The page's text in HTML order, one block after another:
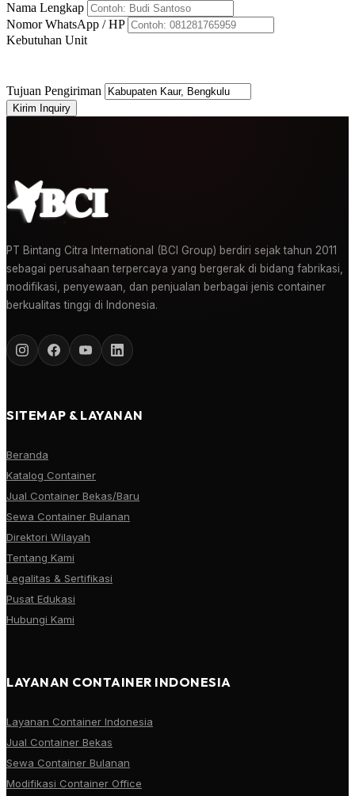
Nama Lengkap
Nomor WhatsApp / HP
Kebutuhan Unit
Tujuan Pengiriman
Kirim Inquiry
PT Bintang Citra International (BCI Group) berdiri sejak tahun 2011
sebagai perusahaan terpercaya yang bergerak di bidang fabrikasi,
modifikasi, penyewaan, dan penjualan berbagai jenis container
berkualitas tinggi di Indonesia.
SITEMAP & LAYANAN
Beranda
Katalog Container
Jual Container Bekas/Baru
Sewa Container Bulanan
Direktori Wilayah
Tentang Kami
Legalitas & Sertifikasi
Pusat Edukasi
Hubungi Kami
LAYANAN CONTAINER INDONESIA
Layanan Container Indonesia
Jual Container Bekas
Sewa Container Bulanan
Modifikasi Container Office